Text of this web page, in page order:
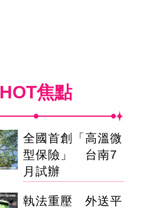
HOT焦點
全國首創「高溫微
型保險」 台南7
月試辦
執法重壓 外送平